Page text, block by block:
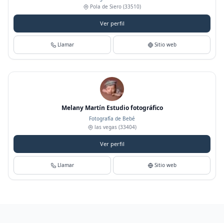
Pola de Siero (33510)
Ver perfil
Llamar Sitio web
Melany Martín Estudio fotográfico
Fotografía de Bebé
las vegas (33404)
Ver perfil
Llamar Sitio web